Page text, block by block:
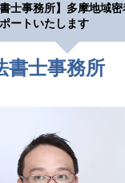
書士事務所】多摩地域
ートいたします
書士事務所